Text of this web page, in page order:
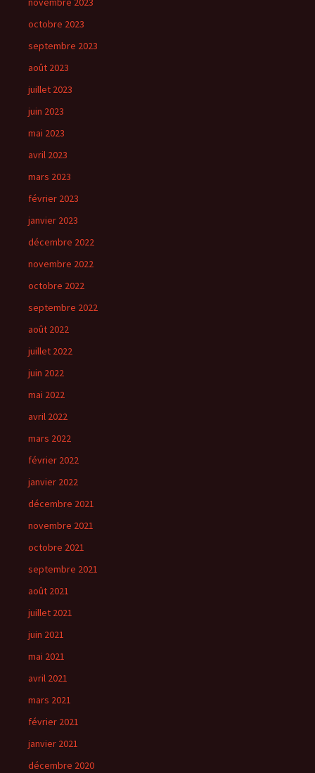
octobre 2023
septembre 2023
août 2023
juillet 2023
juin 2023
mai 2023
avril 2023
mars 2023
février 2023
janvier 2023
décembre 2022
novembre 2022
octobre 2022
septembre 2022
août 2022
juillet 2022
juin 2022
mai 2022
avril 2022
mars 2022
février 2022
janvier 2022
décembre 2021
novembre 2021
octobre 2021
septembre 2021
août 2021
juillet 2021
juin 2021
mai 2021
avril 2021
mars 2021
février 2021
janvier 2021
décembre 2020